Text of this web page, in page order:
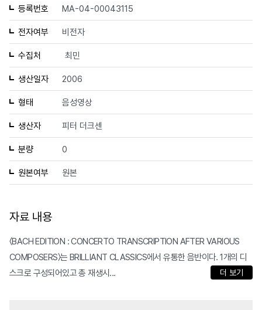
등록번호 MA-04-00043115
전자여부 비전자
수집처 최민
생산일자 2006
형태 음성영상
생산자 피터 더크센
분량 0
원본여부 원본
자료 내용
〈BACH EDITION : CONCERTO TRANSCRIPTION AFTER VARIOUS
COMPOSERS〉는 BRILLIANT CLASSICS에서 유통한 음반이다. 1개의 디
스크로 구성되어있고 총 재생시...
더 보기